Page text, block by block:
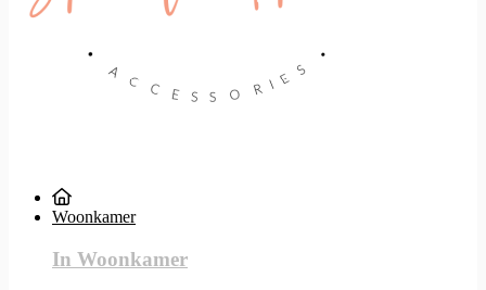
Woonkamer
In Woonkamer